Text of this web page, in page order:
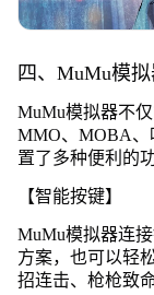
四、MuMu模
MuMu模拟器不
MMO、MOBA、
置了多种便利的功
【智能按键】
MuMu模拟器连
方案，也可以轻
招连击、枪枪致命